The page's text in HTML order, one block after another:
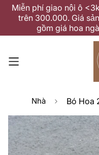
Miễn phí giao nội ô
trên 300.000. Giá
gồm giá hoa
Nhà Bó Hoa